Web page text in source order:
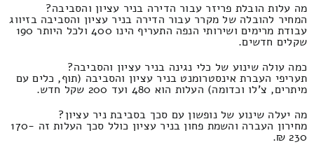
מה עלות הובלת פריזר עבור הדירה בניר עציון והסביבה?
המחיר להובלה של מקרר עבור הדירה בניר עציון והסביבה בזיווג
עבודת מרימים ושירותי הנפה התעריף הינו 400 ולכל היותר 190
שקלים חדשים.
כמה עולה שינוע של כלי נגינה בניר עציון והסביבה?
תעריפי העברת אינסטרומנט בניר עציון והסביבה (תוף, כלים עם
מיתרים, צ'לו וכדומה) העלות הוא 480 ועד 200 שקל חדש.
מה יעלה שינוע של נופשון עם סכך בסביבת ניר עציון?
מחירון העברה והשמת פחון בניר עציון כולל סכך העלות זה 170-
230 ₪.